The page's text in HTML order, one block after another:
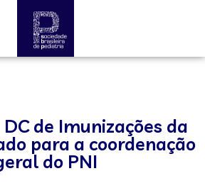
de Imunizações da
para a coordenação
do PNI